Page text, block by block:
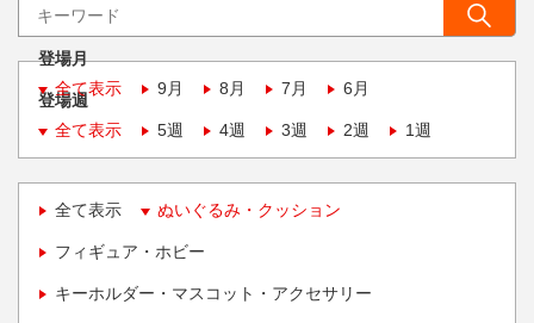
登場月
全て表示
9月 8月 7月 6月
登場週
全て表示
5週 4週 3週 2週 1週
全て表示 ぬいぐるみ・クッション
フィギュア・ホビー
キーホルダー・マスコット・アクセサリー